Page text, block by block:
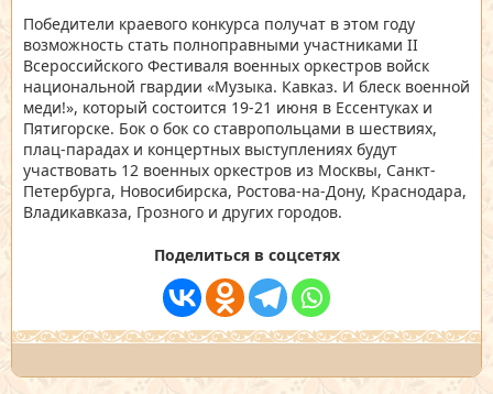
Победители краевого конкурса получат в этом году
возможность стать полноправными участниками II
Всероссийского Фестиваля военных оркестров войск
национальной гвардии «Музыка. Кавказ. И блеск военной
меди!», который состоится 19-21 июня в Ессентуках и
Пятигорске. Бок о бок со ставропольцами в шествиях,
плац-парадах и концертных выступлениях будут
участвовать 12 военных оркестров из Москвы, Санкт-
Петербурга, Новосибирска, Ростова-на-Дону, Краснодара,
Владикавказа, Грозного и других городов.
Поделиться в соцсетях